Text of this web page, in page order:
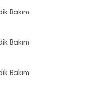
Bakım
Bakım
Bakım